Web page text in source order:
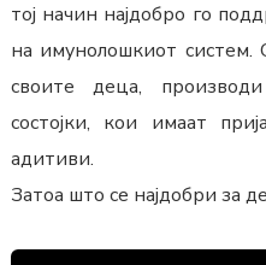
тој начин најдобро го
на имунолошкиот систем.
своите деца,
состојки, кои имаат
адитиви.
Затоа што се најдобри за